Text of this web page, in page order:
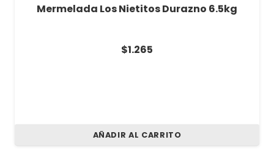
Mermelada Los Nietitos Durazno 6.5kg
$1.265
AÑADIR AL CARRITO